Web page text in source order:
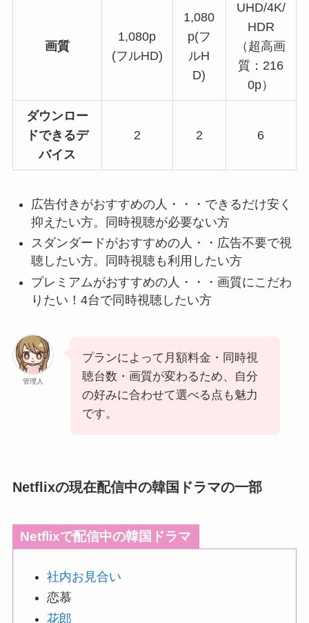
画質
1,080p
(フルHD)
1,080
p(フ
ルH
D)
UHD/4K/
HDR
（超高画
質：216
0p）
ダウンロー
ドできるデ
バイス
2 2 6
広告付きがおすすめの人・・・できるだけ安く
抑えたい方。同時視聴が必要ない方
スダンダードがおすすめの人・・広告不要で視
聴したい方。同時視聴も利用したい方
プレミアムがおすすめの人・・・画質にこだわ
りたい！4台で同時視聴したい方
管理人
プランによって月額料金・同時視
聴台数・画質が変わるため、自分
の好みに合わせて選べる点も魅力
です。
Netflixの現在配信中の韓国ドラマの一部
Netflixで配信中の韓国ドラマ
社内お見合い
恋慕
花郎